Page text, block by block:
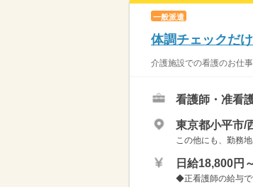
一般派遣
体調チェックだ
介護施設での看護のお仕
看護師・准看
東京都小平市/
この他にも、勤務
日給18,800円
◆正看護師の給与